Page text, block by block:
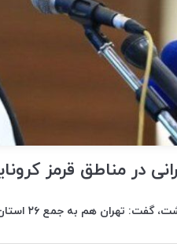
استان کشور که در وضعیت قرمز کرونایی قرار دارند، پیوست